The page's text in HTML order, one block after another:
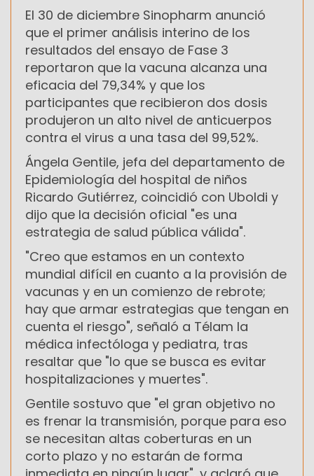
El 30 de diciembre Sinopharm anunció
que el primer análisis interino de los
resultados del ensayo de Fase 3
reportaron que la vacuna alcanza una
eficacia del 79,34% y que los
participantes que recibieron dos dosis
produjeron un alto nivel de anticuerpos
contra el virus a una tasa del 99,52%.
Ángela Gentile, jefa del departamento de
Epidemiología del hospital de niños
Ricardo Gutiérrez, coincidió con Uboldi y
dijo que la decisión oficial "es una
estrategia de salud pública válida".
"Creo que estamos en un contexto
mundial difícil en cuanto a la provisión de
vacunas y en un comienzo de rebrote;
hay que armar estrategias que tengan en
cuenta el riesgo", señaló a Télam la
médica infectóloga y pediatra, tras
resaltar que "lo que se busca es evitar
hospitalizaciones y muertes".
Gentile sostuvo que "el gran objetivo no
es frenar la transmisión, porque para eso
se necesitan altas coberturas en un
corto plazo y no estarán de forma